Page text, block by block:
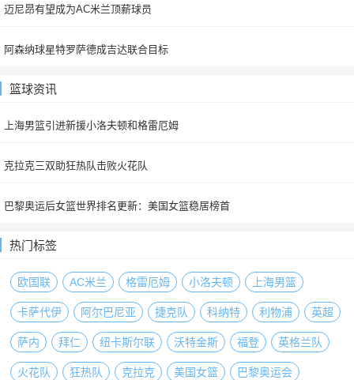
迈尼昂有望成为AC米兰顶薪球员
阿森纳球星特罗萨德成吉达联合目标
篮球资讯
上海男篮引进新援小洛夫顿和格雷厄姆
克拉克三双助狂热队击败火花队
巴黎奥运后女篮世界排名更新：美国女篮稳居榜首
热门标签
欧国联 AC米兰 格雷厄姆 小洛夫顿 上海男篮
卡萨代伊 阿尔巴尼亚 捷克队 科纳特 利物浦 英超
萨内 拜仁 纽卡斯尔联 沃特金斯 福登 英格兰队
火花队 狂热队 克拉克 美国女篮 巴黎奥运会